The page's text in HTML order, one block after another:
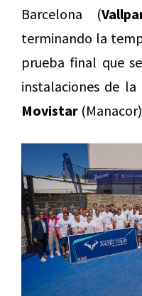
Barcelona (
terminando la
prueba final que
instalaciones de la
Movistar